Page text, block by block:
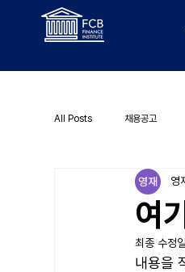
All Posts 채용공고
여
영
최종 수정
내용을